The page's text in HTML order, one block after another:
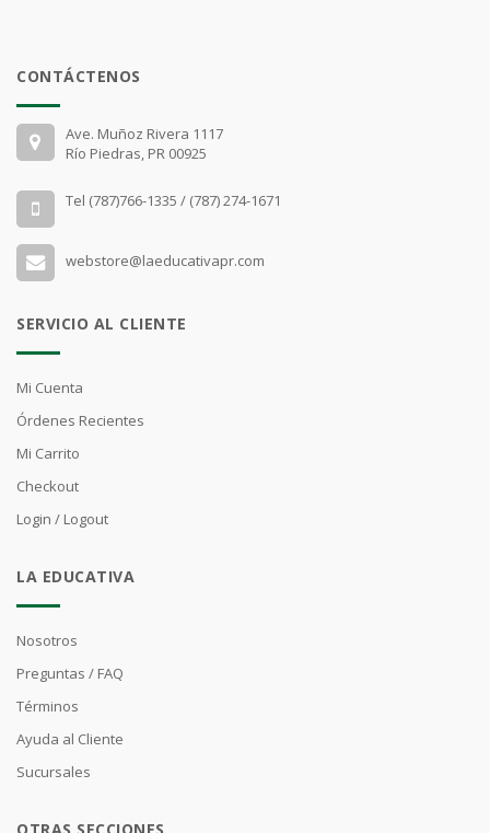
CONTÁCTENOS
Ave. Muñoz Rivera 1117
Río Piedras, PR 00925
Tel (787)766-1335 / (787) 274-1671
webstore@laeducativapr.com
SERVICIO AL CLIENTE
Mi Cuenta
Órdenes Recientes
Mi Carrito
Checkout
Login / Logout
LA EDUCATIVA
Nosotros
Preguntas / FAQ
Términos
Ayuda al Cliente
Sucursales